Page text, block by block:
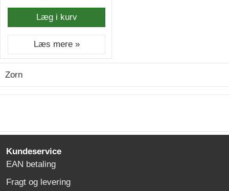
Læg i kurv
Læs mere »
Zorn
Kundeservice
EAN betaling
Fragt og levering